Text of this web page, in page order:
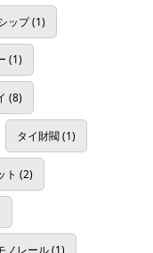
ップ(1)
(1)
(8)
タイ財閥(1)
ト (2)
ノレール(1)